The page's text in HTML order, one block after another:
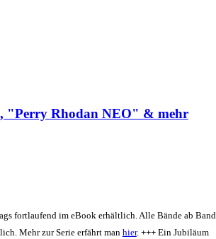
"Perry Rhodan NEO" & mehr
fortlaufend im eBook erhältlich. Alle Bände ab Band
Mehr zur Serie erfährt man hier. +++Ein Jubiläum